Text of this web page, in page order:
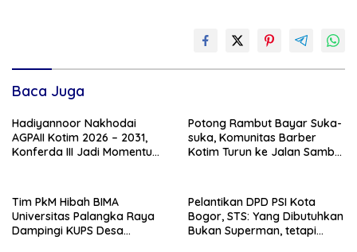
Baca Juga
Hadiyannoor Nakhodai
AGPAII Kotim 2026 – 2031,
Konferda III Jadi Momentum
Potong Rambut Bayar Suka-
suka, Komunitas Barber
Kotim Turun ke Jalan Sambut
Tim PkM Hibah BIMA
Universitas Palangka Raya
Dampingi KUPS Desa
Pelantikan DPD PSI Kota
Bogor, STS: Yang Dibutuhkan
Bukan Superman, tetapi